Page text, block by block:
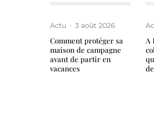
Actu · 3 août 2026
Comment protéger sa
maison de campagne
avant de partir en
vacances
A